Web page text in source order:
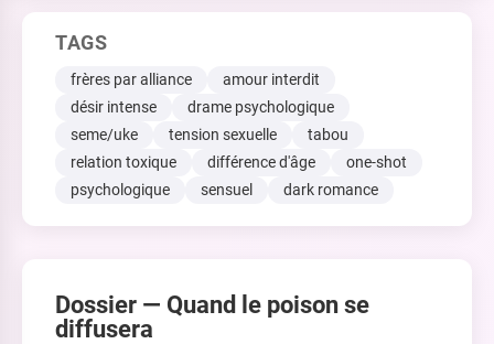
TAGS
frères par alliance
amour interdit
désir intense
drame psychologique
seme/uke
tension sexuelle
tabou
relation toxique
différence d'âge
one-shot
psychologique
sensuel dark romance
Dossier — Quand le poison se
diffusera